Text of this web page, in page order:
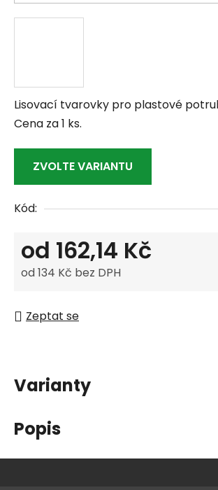
Lisovací tvarovky pro plastové
Cena za 1 ks.
ZVOLTE VARIANTU
Kód:
od 162,14 Kč
od134 Kč bez DPH
Zeptat se
Varianty
Popis